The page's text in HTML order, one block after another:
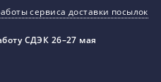
сервиса доставки посылок
СДЭК 26–27 мая